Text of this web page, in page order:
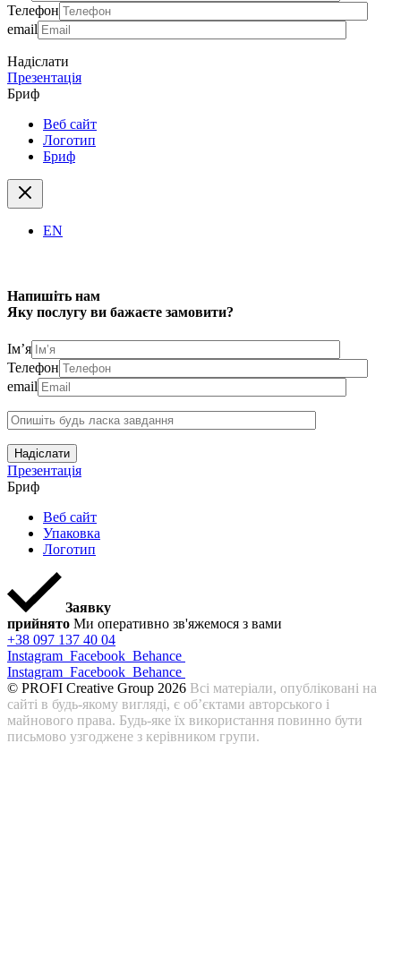
Телефон
email
Надіслати
Презентація
Бриф
Веб сайт
Логотип
Бриф
EN
Напишіть нам
Яку послугу ви бажаєте замовити?
Ім’я
Телефон
email
Надіслати
Презентація
Бриф
Веб сайт
Упаковка
Логотип
Заявку
прийнято Ми оперативно зв'яжемося з вами
+38 097 137 40 04
Instagram Facebook Behance
Instagram Facebook Behance
© PROFI Creative Group 2026 Всі матеріали, опубліковані на
сайті в будь-якому вигляді, є об’єктами авторського і
майнового права. Будь-яке їх використання повинно бути
письмово узгоджене з керівником групи.